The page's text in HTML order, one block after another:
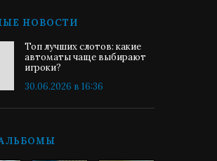
НОВОСТИ
Топ лучших слотов: какие
автоматы чаще выбирают
игроки?
30.06.2026 в 16:36